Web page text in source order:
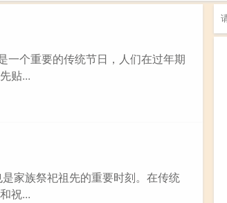
一个重要的传统节日，人们在过年期
贴...
家族祭祀祖先的重要时刻。在传统
祝...